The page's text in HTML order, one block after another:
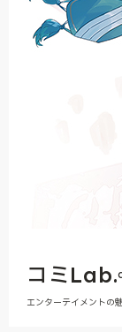
コミLab.
エンターテイメントの